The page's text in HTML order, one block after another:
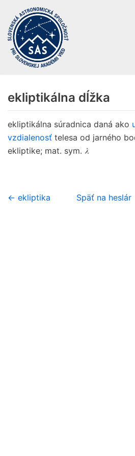
Preskočiť
na
obsah
ekliptikálna dĺžka
ekliptikálna súradnica daná ako
vzdialenosť telesa od jarného
ekliptike; mat. sym. λ
← ekliptika Späť na heslár